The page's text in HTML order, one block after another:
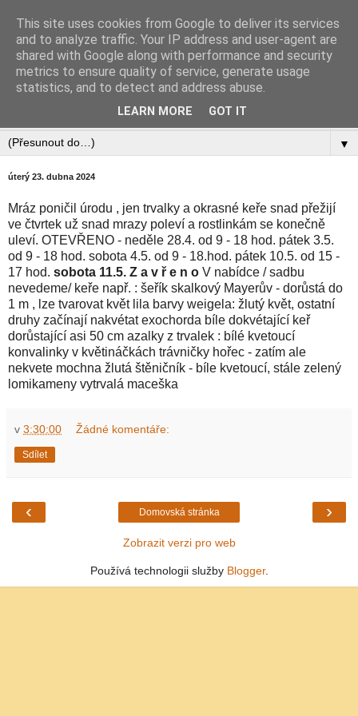
Zahradnictví Šlotava
▼
úterý 23. dubna 2024
Mráz poničil úrodu , jen trvalky a okrasné keře snad přežijí
ve čtvrtek už snad mrazy poleví a rostlinkám se konečně
uleví. OTEVŘENO - neděle 28.4. od 9 - 18 hod. pátek 3.5.
od 9 - 18 hod. sobota 4.5. od 9 - 18.hod. pátek 10.5. od 15 -
17 hod. sobota 11.5. Z a v ř e n o V nabídce / sadbu
nevedeme/ keře např. : šeřík skalkový Mayerův - dorůstá do
1 m , lze tvarovat květ lila barvy weigela: žlutý květ, ostatní
druhy začínají nakvétat exochorda bíle dokvétající keř
dorůstající asi 50 cm azalky z trvalek : bílé kvetoucí
konvalinky v květináčkách trávničky hořec - zatím ale
nekvete mochna žlutá štěničník - bíle kvetoucí, stále zelený
lomikameny vytrvalá maceška
v 3:30:00 Žádné komentáře:
Sdílet
‹ ›
Domovská stránka
Zobrazit verzi pro web
Používá technologii služby Blogger.
This site uses cookies from Google to deliver its services
and to analyze traffic. Your IP address and user-agent are
shared with Google along with performance and security
metrics to ensure quality of service, generate usage
statistics, and to detect and address abuse.
LEARN MORE GOT IT